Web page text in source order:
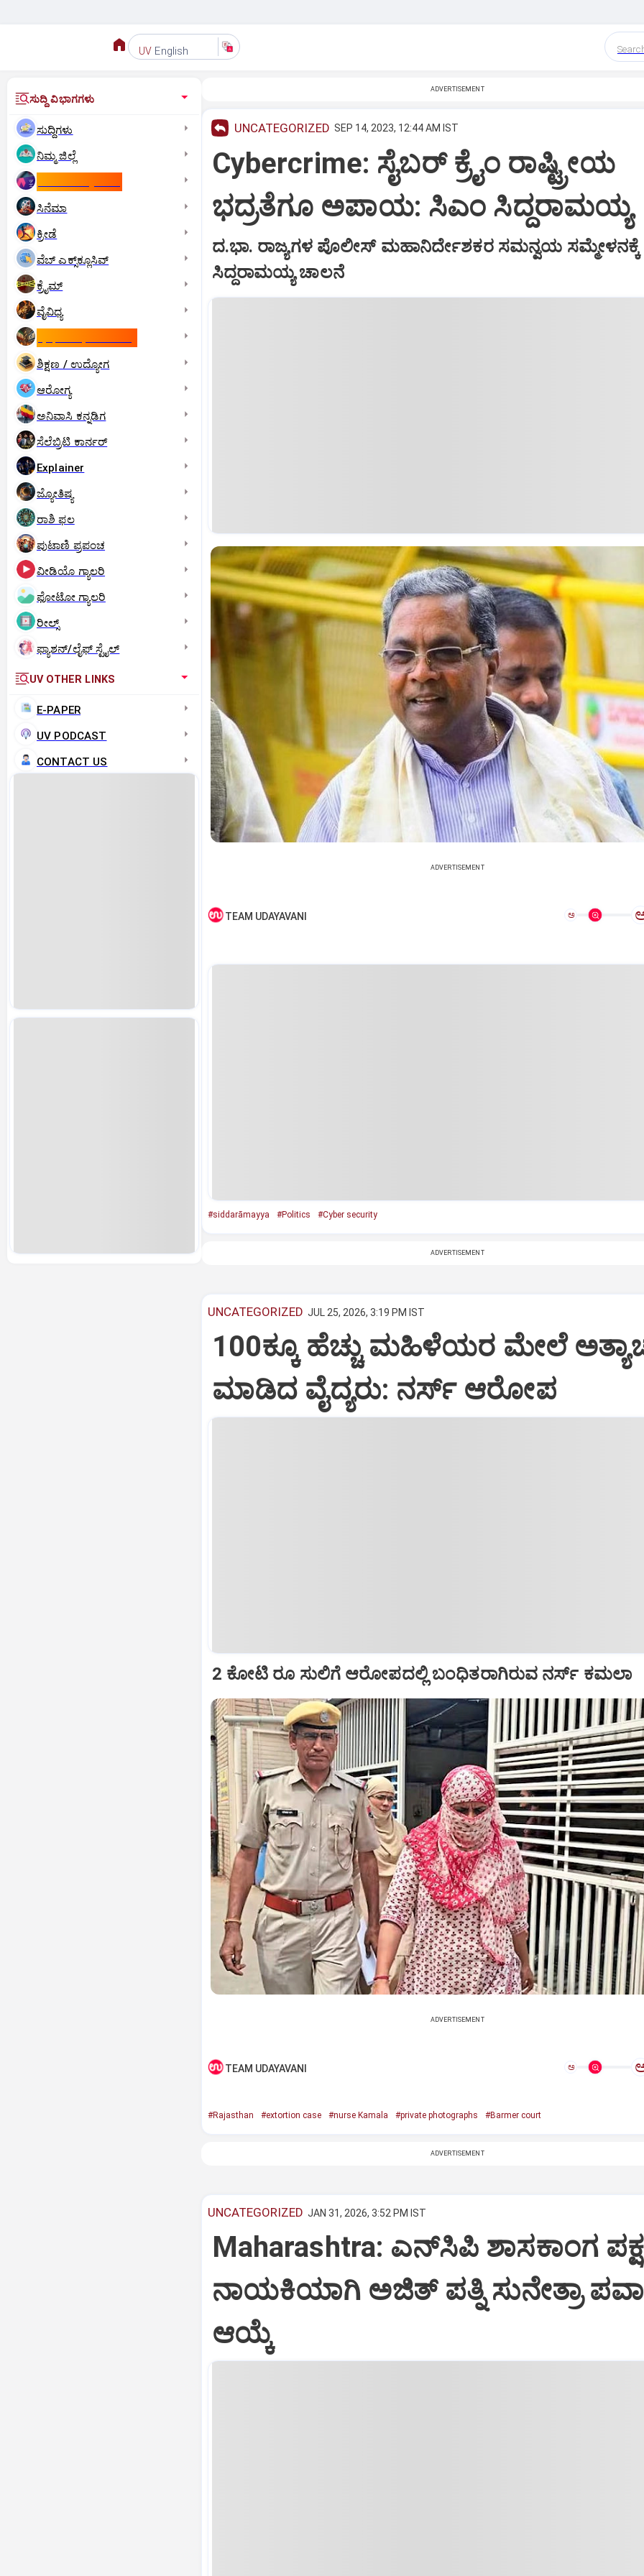
UV English
ಸುದ್ದಿ ವಿಭಾಗಗಳು
ಸುದ್ದಿಗಳು
ನಿಮ್ಮ ಜಿಲ್ಲೆ
ಸಿನೆಮಾ
ಕ್ರೀಡೆ
ವೆಬ್ ಎಕ್ಸ್‌ಕ್ಲೂಸಿವ್
ಕ್ರೈಮ್
ವೈವಿಧ್ಯ
ಶಿಕ್ಷಣ / ಉದ್ಯೋಗ
ಆರೋಗ್ಯ
ಅನಿವಾಸಿ ಕನ್ನಡಿಗ
ಸೆಲೆಬ್ರಿಟಿ ಕಾರ್ನರ್‌
Explainer
ಜ್ಯೋತಿಷ್ಯ
ರಾಶಿ ಫಲ
ಪುಟಾಣಿ ಪ್ರಪಂಚ
ವೀಡಿಯೊ ಗ್ಯಾಲರಿ
ಫೋಟೋ ಗ್ಯಾಲರಿ
ರೀಲ್ಸ್
ಫ್ಯಾಶನ್/ಲೈಫ್‌ ಸ್ಟೈಲ್
UV OTHER LINKS
E-PAPER
UV PODCAST
CONTACT US
ADVERTISEMENT
UNCATEGORIZED SEP 14, 2023, 12:44 AM IST
Cybercrime: ಸೈಬರ್‌ ಕ್ರೈಂ ರಾಷ್ಟ್ರೀಯ
ಭದ್ರತೆಗೂ ಅಪಾಯ: ಸಿಎಂ ಸಿದ್ದರಾಮಯ್ಯ
ದ.ಭಾ. ರಾಜ್ಯಗಳ ಪೊಲೀಸ್‌ ಮಹಾನಿರ್ದೇಶಕರ ಸಮನ್ವಯ
ಸಿದ್ದರಾಮಯ್ಯ ಚಾಲನೆ
ADVERTISEMENT
TEAM UDAYAVANI ಅ
#siddarāmayya #Politics #Cyber security
ADVERTISEMENT
UNCATEGORIZED JUL 25, 2026, 3:19 PM IST
100ಕ್ಕೂ ಹೆಚ್ಚು ಮಹಿಳೆಯರ ಮೇಲೆ
ಮಾಡಿದ ವೈದ್ಯರು: ನರ್ಸ್‌ ಆರೋಪ
2 ಕೋಟಿ ರೂ ಸುಲಿಗೆ ಆರೋಪದಲ್ಲಿ ಬಂಧಿತರಾಗಿರುವ ನರ್ಸ್‌ ಕಮಲಾ
ADVERTISEMENT
TEAM UDAYAVANI ಅ
#Rajasthan #extortion case #nurse Kamala #private photographs #Barmer court
ADVERTISEMENT
UNCATEGORIZED JAN 31, 2026, 3:52 PM IST
Maharashtra: ಎನ್‌ಸಿಪಿ ಶಾಸಕಾಂಗ
ನಾಯಕಿಯಾಗಿ ಅಜಿತ್‌ ಪತ್ನಿ ಸುನೇತ್ರಾ
ಆಯ್ಕೆ